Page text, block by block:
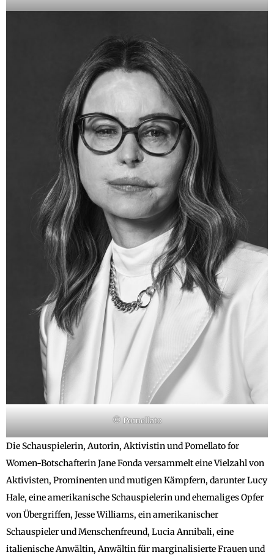
© Pomellato
Die Schauspielerin, Autorin, Aktivistin und Pomellato for
Women-Botschafterin Jane Fonda versammelt eine Vielzahl von
Aktivisten, Prominenten und mutigen Kämpfern, darunter Lucy
Hale, eine amerikanische Schauspielerin und ehemaliges Opfer
von Übergriffen, Jesse Williams, ein amerikanischer
Schauspieler und Menschenfreund, Lucia Annibali, eine
italienische Anwältin, Anwältin für marginalisierte Frauen und